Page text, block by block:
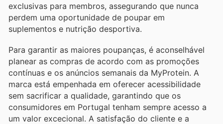
exclusivas para membros, assegurando que nunca
perdem uma oportunidade de poupar em
suplementos e nutrição desportiva.
Para garantir as maiores poupanças, é aconselhável
planear as compras de acordo com as promoções
contínuas e os anúncios semanais da MyProtein. A
marca está empenhada em oferecer acessibilidade
sem sacrificar a qualidade, garantindo que os
consumidores em Portugal tenham sempre acesso a
um valor excecional. A satisfação do cliente e a